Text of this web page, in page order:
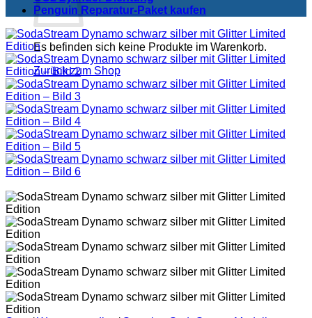
Es befinden sich keine Produkte im Warenkorb.
Zurück zum Shop
Penguin Reparatur-Paket kaufen